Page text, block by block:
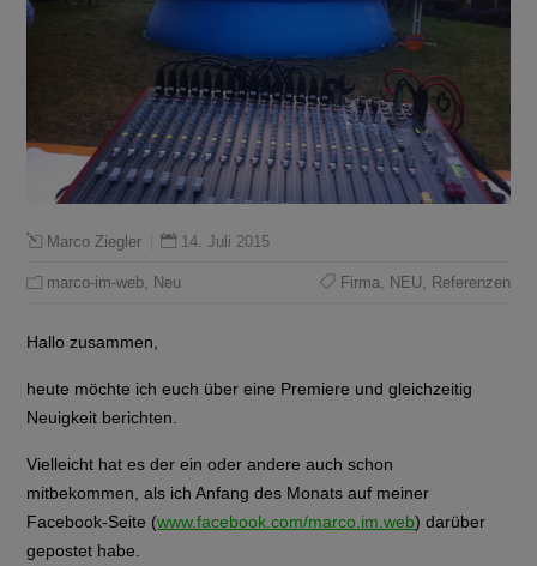
Marco Ziegler 14. Juli 2015
marco-im-web Neu Firma NEU Referenzen
Hallo zusammen,
heute möchte ich euch über eine Premiere und gleichzeitig
Neuigkeit berichten.
Vielleicht hat es der ein oder andere auch schon
mitbekommen, als ich Anfang des Monats auf meiner
Facebook-Seite (www.facebook.com/marco.im.web) darüber
gepostet habe.